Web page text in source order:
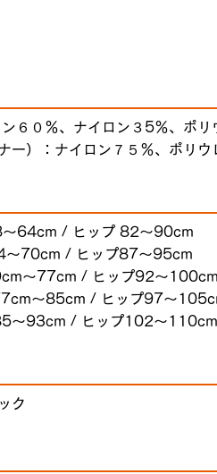
６０％、ナイロン３5％、ポリ
ー）：ナイロン７５％、ポリウ
〜64cm / ヒップ 82～90cm
～70cm / ヒップ87～95cm
～77cm / ヒップ92～
～85cm / ヒップ97～
〜93cm / ヒップ102～110cm
ク